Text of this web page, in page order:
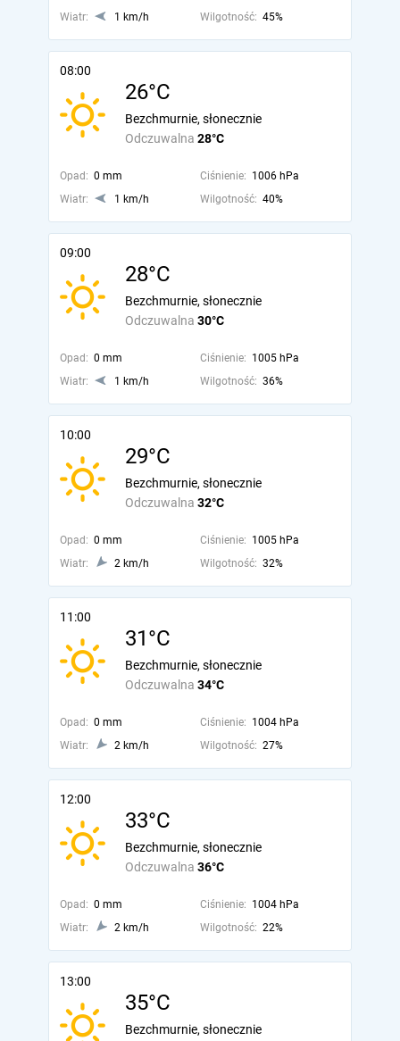
Wiatr: 1 km/h Wilgotność: 45%
08:00
26°C
Odczuwalna 28°C
Bezchmurnie, słonecznie
Opad: 0 mm Ciśnienie: 1006 hPa
Wiatr:
1 km/h Wilgotność: 40%
09:00
28°C
Odczuwalna 30°C
Bezchmurnie, słonecznie
Opad: 0 mm Ciśnienie: 1005 hPa
Wiatr:
1 km/h Wilgotność: 36%
10:00
29°C
Odczuwalna 32°C
Bezchmurnie, słonecznie
Opad: 0 mm Ciśnienie: 1005 hPa
Wiatr:
2 km/h Wilgotność: 32%
11:00
31°C
Odczuwalna 34°C
Bezchmurnie, słonecznie
Opad: 0 mm Ciśnienie: 1004 hPa
Wiatr:
2 km/h Wilgotność: 27%
12:00
33°C
Odczuwalna 36°C
Bezchmurnie, słonecznie
Opad: 0 mm Ciśnienie: 1004 hPa
Wiatr:
2 km/h Wilgotność: 22%
13:00
35°C
Bezchmurnie, słonecznie